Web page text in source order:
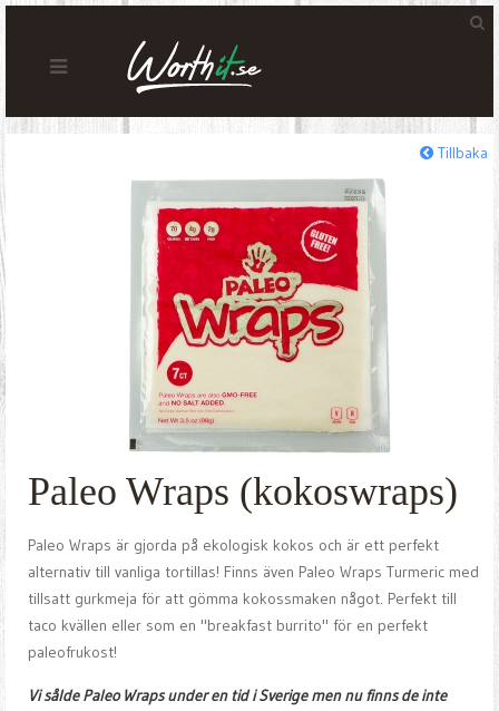
Tillbaka
Paleo Wraps (kokoswraps)
Paleo Wraps är gjorda på ekologisk kokos och är ett perfekt
alternativ till vanliga tortillas! Finns även Paleo Wraps Turmeric med
tillsatt gurkmeja för att gömma kokossmaken något. Perfekt till
taco kvällen eller som en "breakfast burrito" för en perfekt
paleofrukost!
Vi sålde Paleo Wraps under en tid i Sverige men nu finns de inte